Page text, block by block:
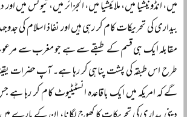
میں، انڈونیشیا میں، ملائیشیا میں، الجزائر میں، تیونس میں
بیداری کی تحریکات کام کر رہی ہیں اور نفاذ اسلام کی
مقابلہ ایک ہی قسم کے طبقے سے ہے جو مغرب سے
طرح اس طبقہ کی پشت پناہی کر رہا ہے۔ آپ حضرات
گے کہ امریکہ میں ایک باقاعدہ انسٹیٹیوٹ کام کر رہا ہے